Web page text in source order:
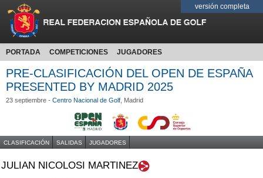
versión completa
PORTADA COMPETICIONES JUGADORES
PRE-CLASIFICACIÓN DEL OPEN DE ESPAÑA
PRESENTED BY MADRID 2025
23 septiembre - Centro Nacional de Golf , Madrid
CLASIFICACIÓN SALIDAS JUGADORES
JULIAN NICOLOSI MARTINEZ